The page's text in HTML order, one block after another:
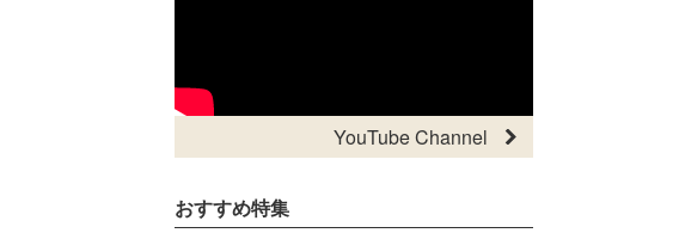
YouTube Channel
おすすめ特集